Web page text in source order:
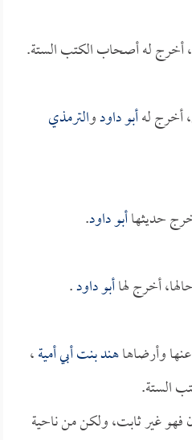
أخرج له أصحاب الكتب الستة.
أخرج لهأبو داودوالترمذي
حديثهاأبو داود.
أخرج لهاأبو داود.
عنها وأرضاهاهند بنت أبي أمية،
الستة.
فهو غير ثابت، ولكن من ناحية